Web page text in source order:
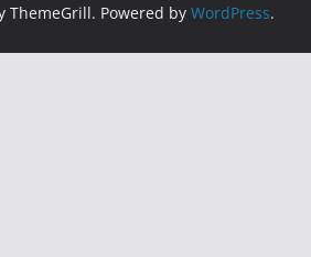
ThemeGrill. Powered by WordPress.